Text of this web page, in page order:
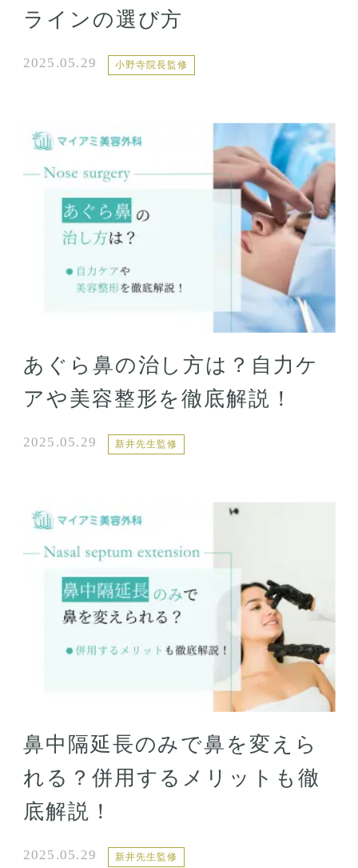
ラインの選び方
2025.05.29 小野寺院長監修
あぐら鼻の治し方は？自力ケ
アや美容整形を徹底解説！
2025.05.29 新井先生監修
鼻中隔延長のみで鼻を変えら
れる？併用するメリットも徹
底解説！
2025.05.29 新井先生監修